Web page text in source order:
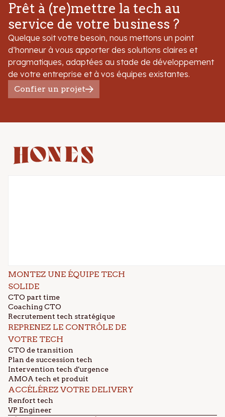
Prêt à (re)mettre la tech au
service de votre business ?
Quelque soit votre besoin, nous mettons un point
d’honneur à vous apporter des solutions claires et
pragmatiques, adaptées au stade de développement
de votre entreprise et à vos équipes existantes.
Confier un projet
MONTEZ UNE ÉQUIPE TECH
SOLIDE
CTO part time
Coaching CTO
Recrutement tech stratégique
REPRENEZ LE CONTRÔLE DE
VOTRE TECH
CTO de transition
Plan de succession tech
Intervention tech d'urgence
AMOA tech et produit
ACCÉLÉREZ VOTRE DELIVERY
Renfort tech
VP Engineer